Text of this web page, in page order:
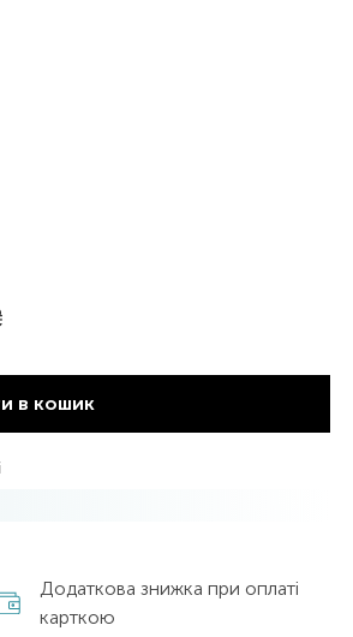
в кошик
Додаткова знижка при оплаті
карткою